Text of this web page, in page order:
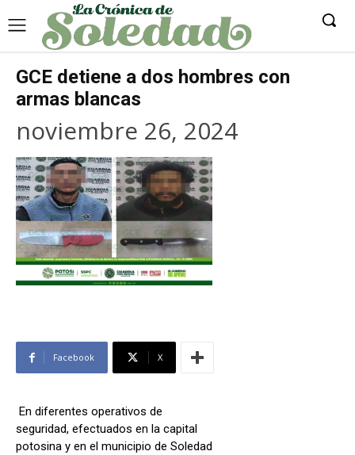
GCE detiene a dos hombres con
armas blancas
noviembre 26, 2024
Facebook X
En diferentes operativos de
seguridad, efectuados en la capital
potosina y en el municipio de Soledad